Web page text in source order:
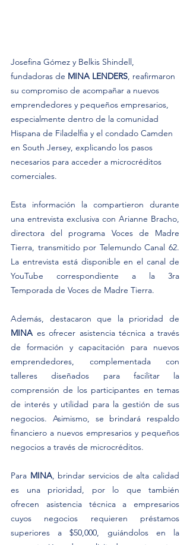
Josefina Gómez y Belkis Shindell,
fundadoras de MINA LENDERS, reafirmaron
su compromiso de acompañar a nuevos
emprendedores y pequeños empresarios,
especialmente dentro de la comunidad
Hispana de Filadelfia y el condado Camden
en South Jersey, explicando los pasos
necesarios para acceder a microcréditos
comerciales.
Esta información la compartieron durante
una entrevista exclusiva con Arianne Bracho,
directora del programa Voces de Madre
Tierra, transmitido por Telemundo Canal 62.
La entrevista está disponible en el canal de
YouTube correspondiente a la 3ra
Temporada de Voces de Madre Tierra.
MINA es ofrecer asistencia técnica a través
de formación y capacitación para nuevos
emprendedores, complementada con
talleres diseñados para facilitar la
comprensión de los participantes en temas
de interés y utilidad para la gestión de sus
negocios. Asimismo, se brindará respaldo
financiero a nuevos empresarios y pequeños
negocios a través de microcréditos.
Para MINA, brindar servicios de alta calidad
es una prioridad, por lo que también
ofrecen asistencia técnica a empresarios
cuyos negocios requieren préstamos
superiores a $50,000, guiándolos en la